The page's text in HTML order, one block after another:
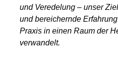
verleihen. Dieses
Zeugnis von Picards
Essenz mediterraner
Kulturen einzufangen
und Veredelung – unser
und bereichernde
Praxis in einen Raum der
verwandelt.